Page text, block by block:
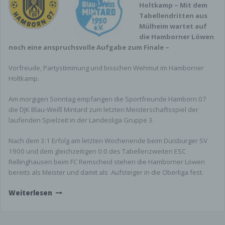
Holtkamp – Mit dem
Tabellendritten aus
Mülheim wartet auf
die Hamborner Löwen
noch eine anspruchsvolle Aufgabe zum Finale –
Vorfreude, Partystimmung und bisschen Wehmut im Hamborner
Holtkamp.
Am morgigen Sonntag empfangen die Sportfreunde Hamborn 07
die DJK Blau-Weiß Mintard zum letzten Meisterschaftsspiel der
laufenden Spielzeit in der Landesliga Gruppe 3.
Nach dem 3:1 Erfolg am letzten Wochenende beim Duisburger SV
1900 und dem gleichzeitigen 0:0 des Tabellenzweiten ESC
Rellinghausen beim FC Remscheid stehen die Hamborner Löwen
bereits als Meister und damit als Aufsteiger in die Oberliga fest.
Weiterlesen
Der Provider der Seiten erhebt und speichert
automatisch Informationen in so genannten
Server-Log Files, die Ihr Browser automatisch an
uns übermittelt. Dies sind:
Browsertyp und Browserversion
verwendetes Betriebssystem
Hostname des zugreifenden Rechners
Uhrzeit der Serveranfrage
Diese Daten sind nicht bestimmten Personen
zuordenbar. Eine Zusammenführung dieser Daten
mit anderen
Datenquellen wird nicht vorgenommen. Wir
behalten uns vor, diese Daten nachträglich zu
rechtswidrige Nutzung bekannt werden.